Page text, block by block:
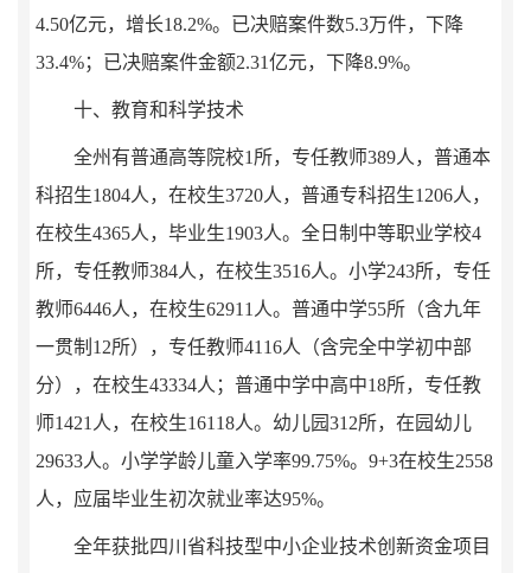
4.50亿元，增长18.2%。已决赔案件数5.3万件， 下降
33.4%；已决赔案件金额2.31亿元， 下降8.9%。
十、教育和科学技术
全州有普通高等院校1 所，专任教师389人，普通本
科招生1804人，在校生3720人，普通专科招生1206人，
在校生4365人，毕业生1903人。全日制中等职业学校4
所，专任教师384人，在校生3516人。小学243所，专任
教师6446人，在校生62911 人。普通中学55所（含九年
一贯制 12所），专任教师4116人（含完全中学初中部
分），在校生43334人；普通中学中高中18所，专任教
师1421 人，在校生16118人。幼儿园312所，在园幼儿
29633人。小学学龄儿童入学率99.75%。 9+3在校生2558
人，应届毕业生初次就业率达95%。
全年获批四川省科技型中小企业技术创新资金项目